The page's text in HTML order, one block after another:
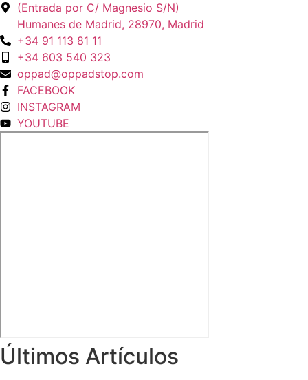
(Entrada por C/ Magnesio S/N)
Humanes de Madrid, 28970, Madrid
+34 91 113 81 11
+34 603 540 323
oppad@oppadstop.com
FACEBOOK
INSTAGRAM
YOUTUBE
Últimos Artículos